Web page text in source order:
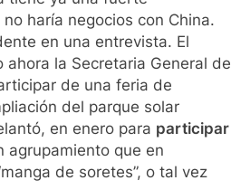
haría negocios con China.
en una entrevista. El
la Secretaria General de
de una feria de
del parque solar
en enero para participar
agrupamiento que en
de soretes”, o tal vez